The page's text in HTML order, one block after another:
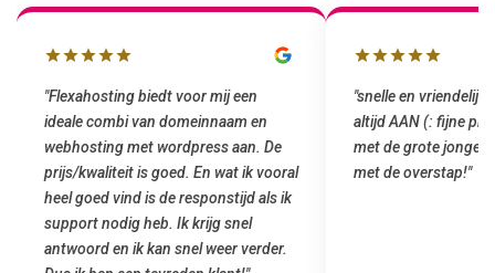
"snelle en vriendelijke service. staat
altijd AAN (: fijne prijzen vergeleken
met de grote jongens en dus nu al blij
met de overstap!"
"Top service. Ik had
het installeren van
was meteen door
gemaakt. Top